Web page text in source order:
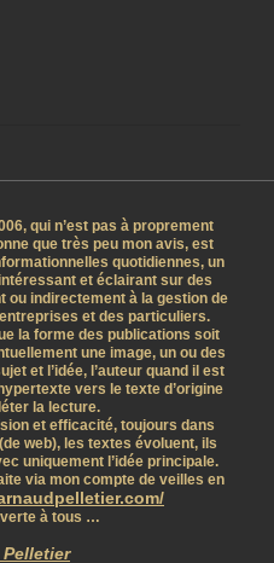
qui n’est pas à proprement
que très peu mon avis, est
quotidiennes, un
et éclairant sur des
indirectement à la gestion de
et des particuliers.
la forme des publications soit
une image, un ou des
et l’idée, l’auteur quand il est
vers le texte d’origine
la lecture.
et efficacité, toujours dans
web), les textes évoluent, ils
uniquement l’idée principale.
via mon compte de veilles en
à tous …